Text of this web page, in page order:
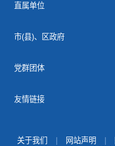
直属单位
市(县)、区政府
党群团体
友情链接
关于我们 网站声明